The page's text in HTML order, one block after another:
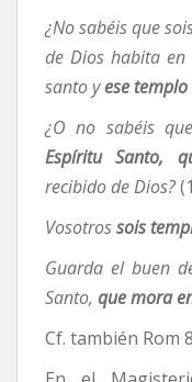
¿No sabéis que
de Dios habita en
santo yese
¿O no sabéis que
Espíritu Santo,
recibido de Dios?
Vosotrossois
Guarda el buen
Santo, que mora
Cf. también Rom